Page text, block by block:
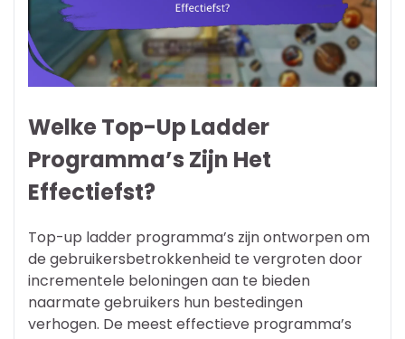
Welke Top-Up Ladder
Programma’s Zijn Het
Effectiefst?
Top-up ladder programma’s zijn ontworpen om
de gebruikersbetrokkenheid te vergroten door
incrementele beloningen aan te bieden
naarmate gebruikers hun bestedingen
verhogen. De meest effectieve programma’s